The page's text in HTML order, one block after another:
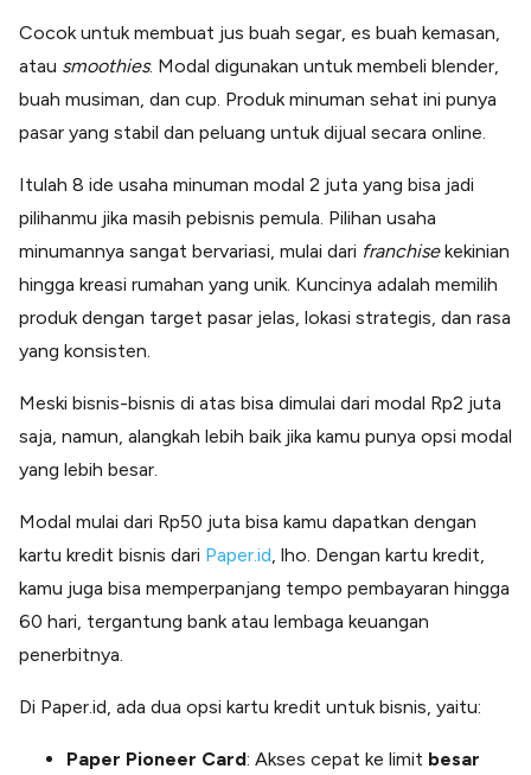
Cocok untuk membuat jus buah segar, es buah kemasan,
atau smoothies. Modal digunakan untuk membeli blender,
buah musiman, dan cup. Produk minuman sehat ini punya
pasar yang stabil dan peluang untuk dijual secara online.
Itulah 8 ide usaha minuman modal 2 juta yang bisa jadi
pilihanmu jika masih pebisnis pemula. Pilihan usaha
minumannya sangat bervariasi, mulai dari franchisekekinian
hingga kreasi rumahan yang unik. Kuncinya adalah memilih
produk dengan target pasar jelas, lokasi strategis, dan rasa
yang konsisten.
Meski bisnis-bisnis di atas bisa dimulai dari modal Rp2 juta
saja, namun, alangkah lebih baik jika kamu punya opsi modal
yang lebih besar.
Modal mulai dari Rp50 juta bisa kamu dapatkan dengan
kartu kredit bisnis dari Paper.id, lho. Dengan kartu kredit,
kamu juga bisa memperpanjang tempo pembayaran hingga
60 hari, tergantung bank atau lembaga keuangan
penerbitnya.
Di Paper.id, ada dua opsi kartu kredit untuk bisnis, yaitu:
Paper Pioneer Card: Akses cepat ke limit besar